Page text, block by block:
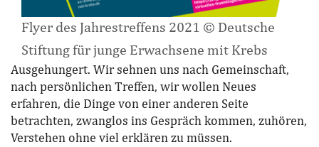
Flyer des Jahrestreffens 2021 © Deutsche
Stiftung für junge Erwachsene mit Krebs
Ausgehungert. Wir sehnen uns nach Gemeinschaft,
nach persönlichen Treffen, wir wollen Neues
erfahren, die Dinge von einer anderen Seite
betrachten, zwanglos ins Gespräch kommen, zuhören,
Verstehen ohne viel erklären zu müssen.